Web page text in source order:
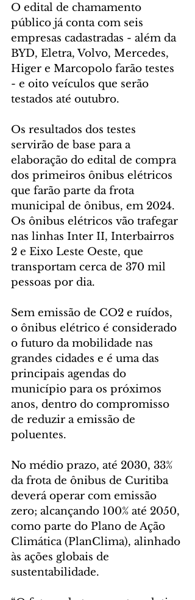
O edital de chamamento
público já conta com seis
empresas cadastradas - além da
BYD, Eletra, Volvo, Mercedes,
Higer e Marcopolo farão testes
- e oito veículos que serão
testados até outubro.
Os resultados dos testes
servirão de base para a
elaboração do edital de compra
dos primeiros ônibus elétricos
que farão parte da frota
municipal de ônibus, em 2024.
Os ônibus elétricos vão trafegar
nas linhas Inter II, Interbairros
2 e Eixo Leste Oeste, que
transportam cerca de 370 mil
pessoas por dia.
Sem emissão de CO2 e ruídos,
o ônibus elétrico é considerado
o futuro da mobilidade nas
grandes cidades e é uma das
principais agendas do
município para os próximos
anos, dentro do compromisso
de reduzir a emissão de
poluentes.
No médio prazo, até 2030, 33%
da frota de ônibus de Curitiba
deverá operar com emissão
zero; alcançando 100% até 2050,
como parte do Plano de Ação
Climática (PlanClima), alinhado
às ações globais de
sustentabilidade.